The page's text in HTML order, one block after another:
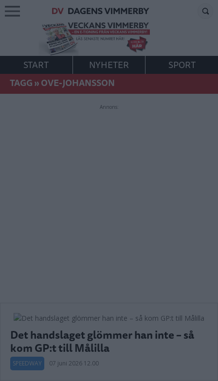
START NYHETER
SPORT
TAGG»OVE-JOHANSSON
Annons:
Det handslaget glömmer han inte – så
kom GP:t till Målilla
SPEEDWAY 07 juni 2026 12.00